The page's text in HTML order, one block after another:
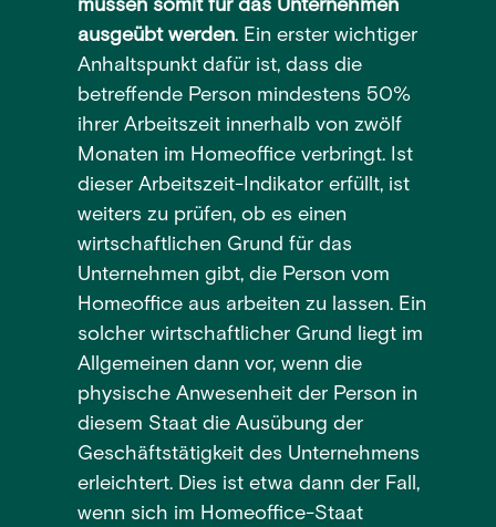
müssen somit für das Unternehmen
ausgeübt werden. Ein erster wichtiger
Anhaltspunkt dafür ist, dass die
betreffende Person mindestens 50%
ihrer Arbeitszeit innerhalb von zwölf
Monaten im Homeoffice verbringt. Ist
dieser Arbeitszeit-Indikator erfüllt, ist
weiters zu prüfen, ob es einen
wirtschaftlichen Grund für das
Unternehmen gibt, die Person vom
Homeoffice aus arbeiten zu lassen. Ein
solcher wirtschaftlicher Grund liegt im
Allgemeinen dann vor, wenn die
physische Anwesenheit der Person in
diesem Staat die Ausübung der
Geschäftstätigkeit des Unternehmens
erleichtert. Dies ist etwa dann der Fall,
wenn sich im Homeoffice-Staat